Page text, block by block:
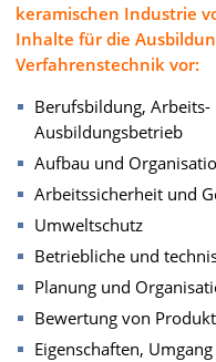
keramischen Industrie
Inhalte für die
Verfahrenstechnik vor:
Berufsbildung,
Ausbildungsbetrieb
Aufbau und
Arbeitssicherheit und
Umweltschutz
Betriebliche und
Planung und
Bewertung von
Eigenschaften,